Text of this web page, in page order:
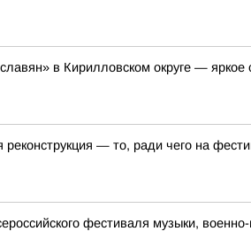
в Кирилловском округе — яркое
— то, ради чего на
фестиваля музыки,